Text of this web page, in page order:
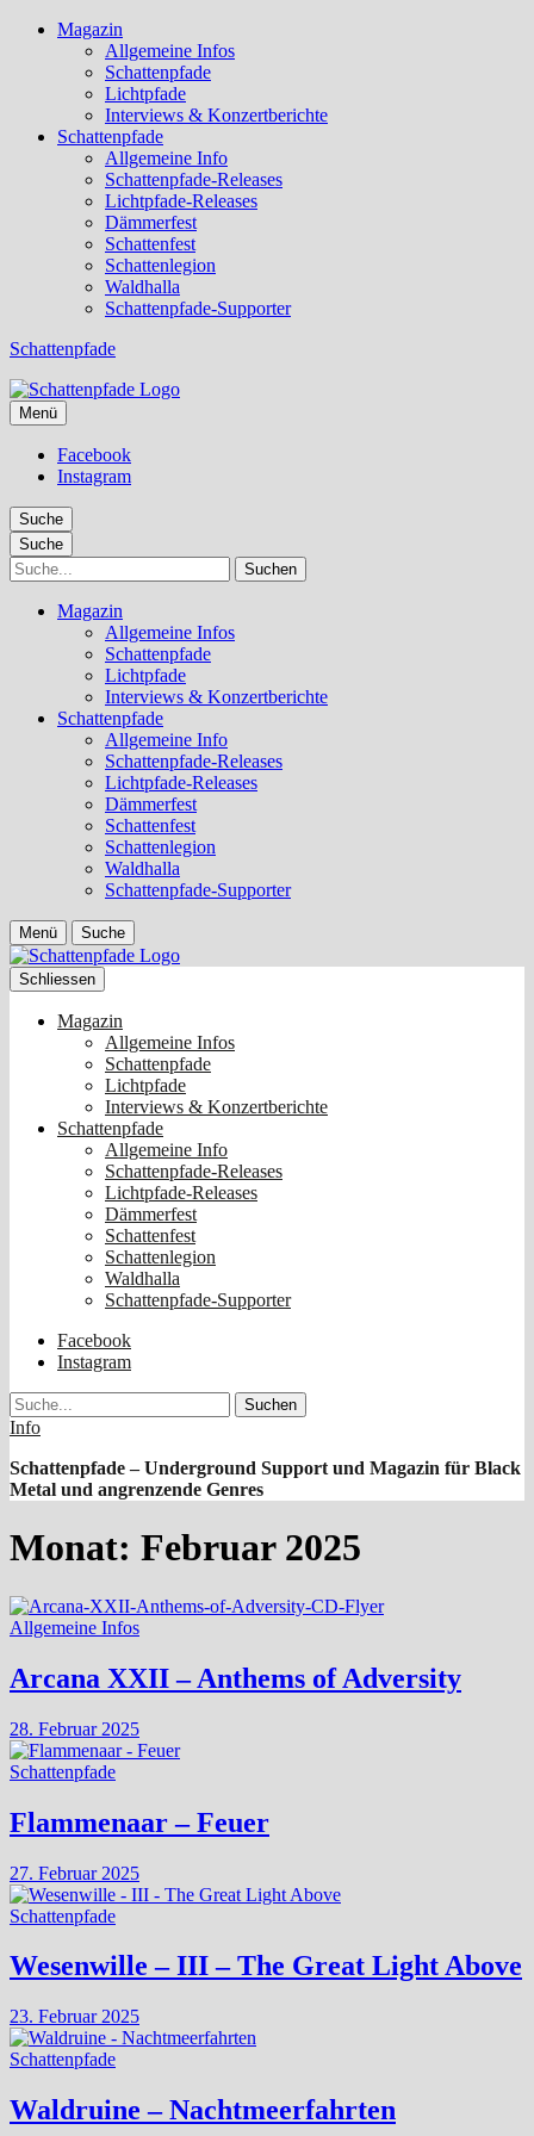
Magazin
Allgemeine Infos
Schattenpfade
Lichtpfade
Interviews & Konzertberichte
Schattenpfade
Allgemeine Info
Schattenpfade-Releases
Lichtpfade-Releases
Dämmerfest
Schattenfest
Schattenlegion
Waldhalla
Schattenpfade-Supporter
Schattenpfade
Menü
Facebook
Instagram
Suche
Suche
Suche
Magazin
Allgemeine Infos
Schattenpfade
Lichtpfade
Interviews & Konzertberichte
Schattenpfade
Allgemeine Info
Schattenpfade-Releases
Lichtpfade-Releases
Dämmerfest
Schattenfest
Schattenlegion
Waldhalla
Schattenpfade-Supporter
Menü Suche
Schliessen
Magazin
Allgemeine Infos
Schattenpfade
Lichtpfade
Interviews & Konzertberichte
Schattenpfade
Allgemeine Info
Schattenpfade-Releases
Lichtpfade-Releases
Dämmerfest
Schattenfest
Schattenlegion
Waldhalla
Schattenpfade-Supporter
Facebook
Instagram
Suche
Info
Schattenpfade – Underground Support und Magazin für Black
Metal und angrenzende Genres
Monat: Februar 2025
Allgemeine Infos
Arcana XXII – Anthems of Adversity
28. Februar 2025
Schattenpfade
Flammenaar – Feuer
27. Februar 2025
Schattenpfade
Wesenwille – III – The Great Light Above
23. Februar 2025
Schattenpfade
Waldruine – Nachtmeerfahrten